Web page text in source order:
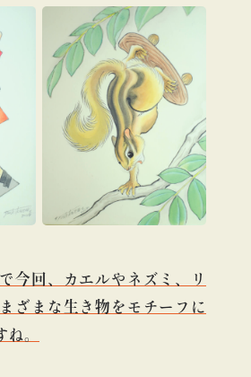
今回、カエルやネズミ、リ
ざまな生き物をモチーフに
。